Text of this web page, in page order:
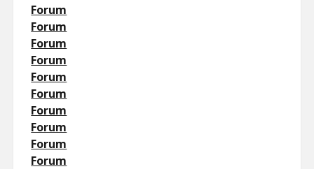
Forum
Forum
Forum
Forum
Forum
Forum
Forum
Forum
Forum
Forum